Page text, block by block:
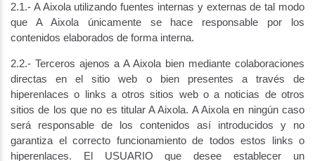
2.1.- A Aixola utilizando fuentes internas y externas de tal modo
que A Aixola únicamente se hace responsable por los
contenidos elaborados de forma interna.
2.2.- Terceros ajenos a A Aixola bien mediante colaboraciones
directas en el sitio web o bien presentes a través de
hiperenlaces o links a otros sitios web o a noticias de otros
sitios de los que no es titular A Aixola. A Aixola en ningún caso
será responsable de los contenidos así introducidos y no
garantiza el correcto funcionamiento de todos estos links o
hiperenlaces. El USUARIO que desee establecer un